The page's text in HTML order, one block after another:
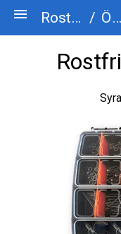
menu Rostfriskruv.se / Övrigt